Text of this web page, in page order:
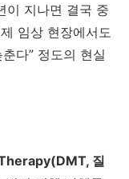
이 지나면 결국 중
임상 현장에서도
다” 정도의 현실
질